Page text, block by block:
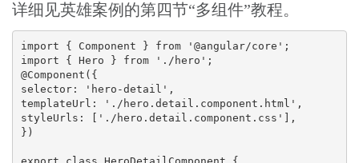
详细见英雄案例的第四节“多组件”教程。
import { Component } from '@angular/core';
import { Hero } from './hero';
@Component({
selector: 'hero-detail',
templateUrl: './hero.detail.component.html',
styleUrls: ['./hero.detail.component.css'],
})
export class HeroDetailComponent {